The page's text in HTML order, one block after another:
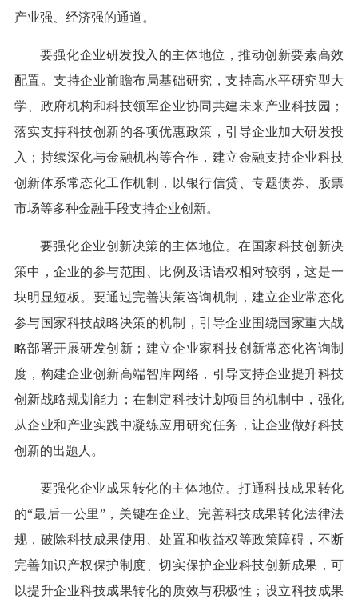
产业强、经济强的通道。
要强化企业研发投入的主体地位，推动创新要素高效
配置。支持企业前瞻布局基础研究，支持高水平研究型大
学、政府机构和科技领军企业协同共建未来产业科技园；
落实支持科技创新的各项优惠政策，引导企业加大研发投
入；持续深化与金融机构等合作，建立金融支持企业科技
创新体系常态化工作机制，以银行信贷、专题债券、股票
市场等多种金融手段支持企业创新。
要强化企业创新决策的主体地位。在国家科技创新决
策中，企业的参与范围、比例及话语权相对较弱，这是一
块明显短板。要通过完善决策咨询机制，建立企业常态化
参与国家科技战略决策的机制，引导企业围绕国家重大战
略部署开展研发创新；建立企业家科技创新常态化咨询制
度，构建企业创新高端智库网络，引导支持企业提升科技
创新战略规划能力；在制定科技计划项目的机制中，强化
从企业和产业实践中凝练应用研究任务，让企业做好科技
创新的出题人。
要强化企业成果转化的主体地位。打通科技成果转化
的“最后一公里”，关键在企业。完善科技成果转化法律法
规，破除科技成果使用、处置和收益权等政策障碍，不断
完善知识产权保护制度、切实保护企业科技创新成果，可
以提升企业科技成果转化的质效与积极性；设立科技成果